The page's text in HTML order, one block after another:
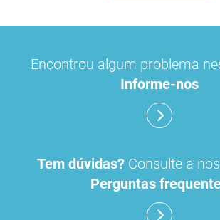
Encontrou algum problema
Informe-nos
Tem dúvidas? Consulte a
Perguntas